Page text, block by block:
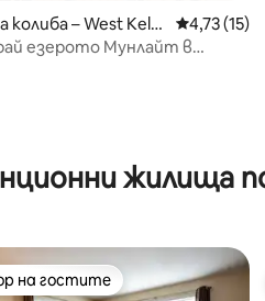
от 5, 5 отзива
колиба – West Kelo
Средна
4,73 (15)
езерото Мунлайт в
жилища
избор на гостите
на гостите